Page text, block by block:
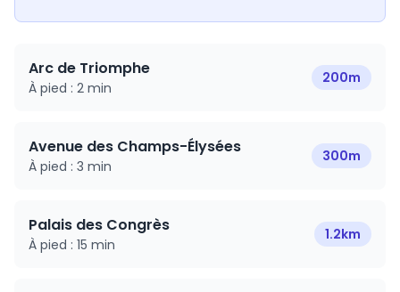
Arc de Triomphe
À pied : 2 min
200m
Avenue des Champs-Élysées
À pied : 3 min
300m
Palais des Congrès
À pied : 15 min
1.2km